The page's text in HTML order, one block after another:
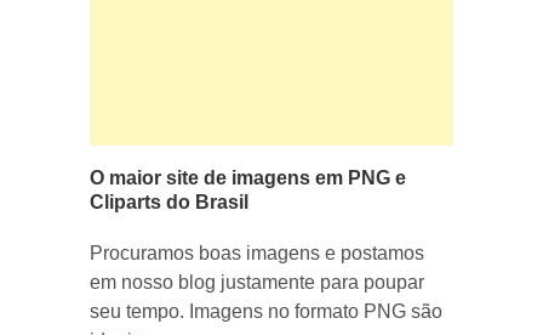
O maior site de imagens em PNG e
Cliparts do Brasil
Procuramos boas imagens e postamos
em nosso blog justamente para poupar
seu tempo. Imagens no formato PNG são